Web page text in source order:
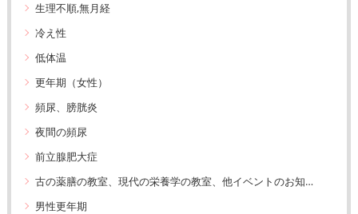
生理不順,無月経
冷え性
低体温
更年期（女性）
頻尿、膀胱炎
夜間の頻尿
前立腺肥大症
古の薬膳の教室、現代の栄養学の教室、他イベントのお知らせ
男性更年期